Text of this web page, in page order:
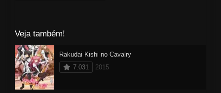
Veja também!
Rakudai Kishi no Cavalry
7.031
2015